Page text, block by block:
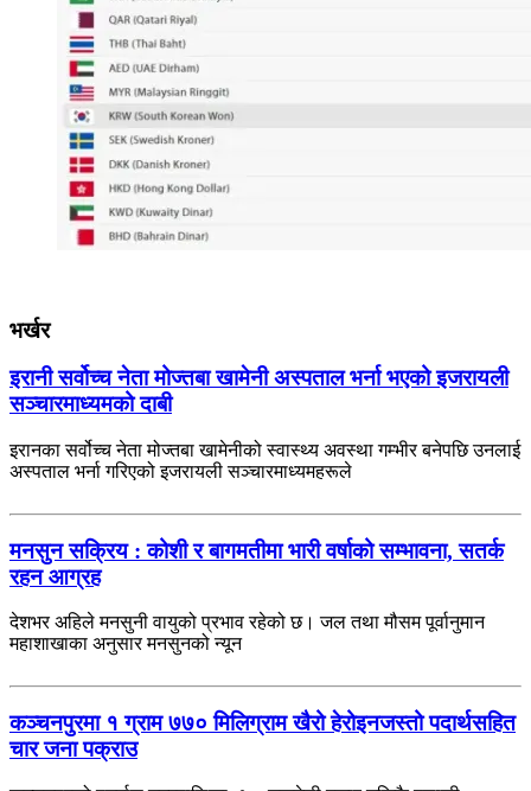
भर्खर
इरानी सर्वोच्च नेता मोज्तबा खामेनी अस्पताल भर्ना भएको इजरायली
सञ्चारमाध्यमको दाबी
इरानका सर्वोच्च नेता मोज्तबा खामेनीको स्वास्थ्य अवस्था गम्भीर बनेपछि उनलाई
अस्पताल भर्ना गरिएको इजरायली सञ्चारमाध्यमहरूले
मनसुन सक्रिय : कोशी र बागमतीमा भारी वर्षाको सम्भावना, सतर्क
रहन आग्रह
देशभर अहिले मनसुनी वायुको प्रभाव रहेको छ। जल तथा मौसम पूर्वानुमान
महाशाखाका अनुसार मनसुनको न्यून
कञ्चनपुरमा १ ग्राम ७७० मिलिग्राम खैरो हेरोइनजस्तो पदार्थसहित
चार जना पक्राउ